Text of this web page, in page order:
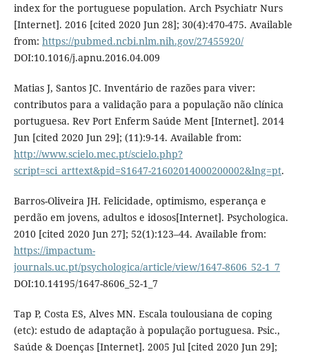
index for the portuguese population. Arch Psychiatr Nurs
[Internet]. 2016 [cited 2020 Jun 28]; 30(4):470-475. Available
from: https://pubmed.ncbi.nlm.nih.gov/27455920/
DOI:10.1016/j.apnu.2016.04.009
Matias J, Santos JC. Inventário de razões para viver:
contributos para a validação para a população não clínica
portuguesa. Rev Port Enferm Saúde Ment [Internet]. 2014
Jun [cited 2020 Jun 29]; (11):9-14. Available from:
http://www.scielo.mec.pt/scielo.php?
script=sci_arttext&pid=S1647-21602014000200002&lng=pt.
Barros-Oliveira JH. Felicidade, optimismo, esperança e
perdão em jovens, adultos e idosos[Internet]. Psychologica.
2010 [cited 2020 Jun 27]; 52(1):123–44. Available from:
https://impactum-
journals.uc.pt/psychologica/article/view/1647-8606_52-1_7
DOI:10.14195/1647-8606_52-1_7
Tap P, Costa ES, Alves MN. Escala toulousiana de coping
(etc): estudo de adaptação à população portuguesa. Psic.,
Saúde & Doenças [Internet]. 2005 Jul [cited 2020 Jun 29];